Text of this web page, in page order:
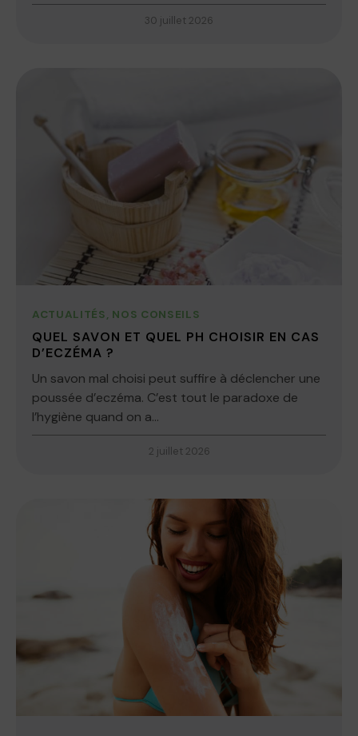
30 juillet 2026
ACTUALITÉS, NOS CONSEILS
QUEL SAVON ET QUEL PH CHOISIR EN CAS
D’ECZÉMA ?
Un savon mal choisi peut suffire à déclencher une
poussée d’eczéma. C’est tout le paradoxe de
l’hygiène quand on a...
2 juillet 2026